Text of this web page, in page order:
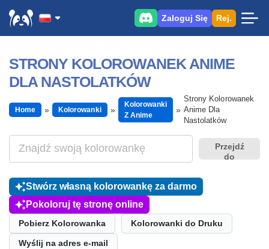
Zaloguj Się Rej.
STRONY KOLOROWANEK ANIME
DLA NASTOLATKÓW
Home Kolorowanki
Kolorowanki
Z Anime
Strony Kolorowanek
Anime Dla
Nastolatków
Przejdź
do
Stwórz własną kolorowankę za darmo
Pokoloruj tę stronę online
Pobierz Kolorowanka Kolorowanki do Druku
Wyślij na adres e-mail